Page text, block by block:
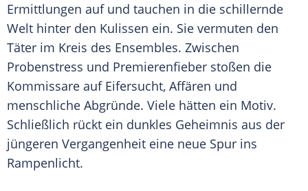
Ermittlungen auf und tauchen in die schillernde
Welt hinter den Kulissen ein. Sie vermuten den
Täter im Kreis des Ensembles. Zwischen
Probenstress und Premierenfieber stoßen die
Kommissare auf Eifersucht, Affären und
menschliche Abgründe. Viele hätten ein Motiv.
Schließlich rückt ein dunkles Geheimnis aus der
jüngeren Vergangenheit eine neue Spur ins
Rampenlicht.